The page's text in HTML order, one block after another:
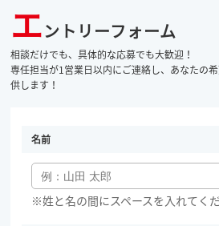
エントリーフォーム
相談だけでも、具体的な応募でも大歓迎！
専任担当が1営業日以内にご連絡し、あなたの
供します！
名前
※姓と名の間にスペースを入れてくだ